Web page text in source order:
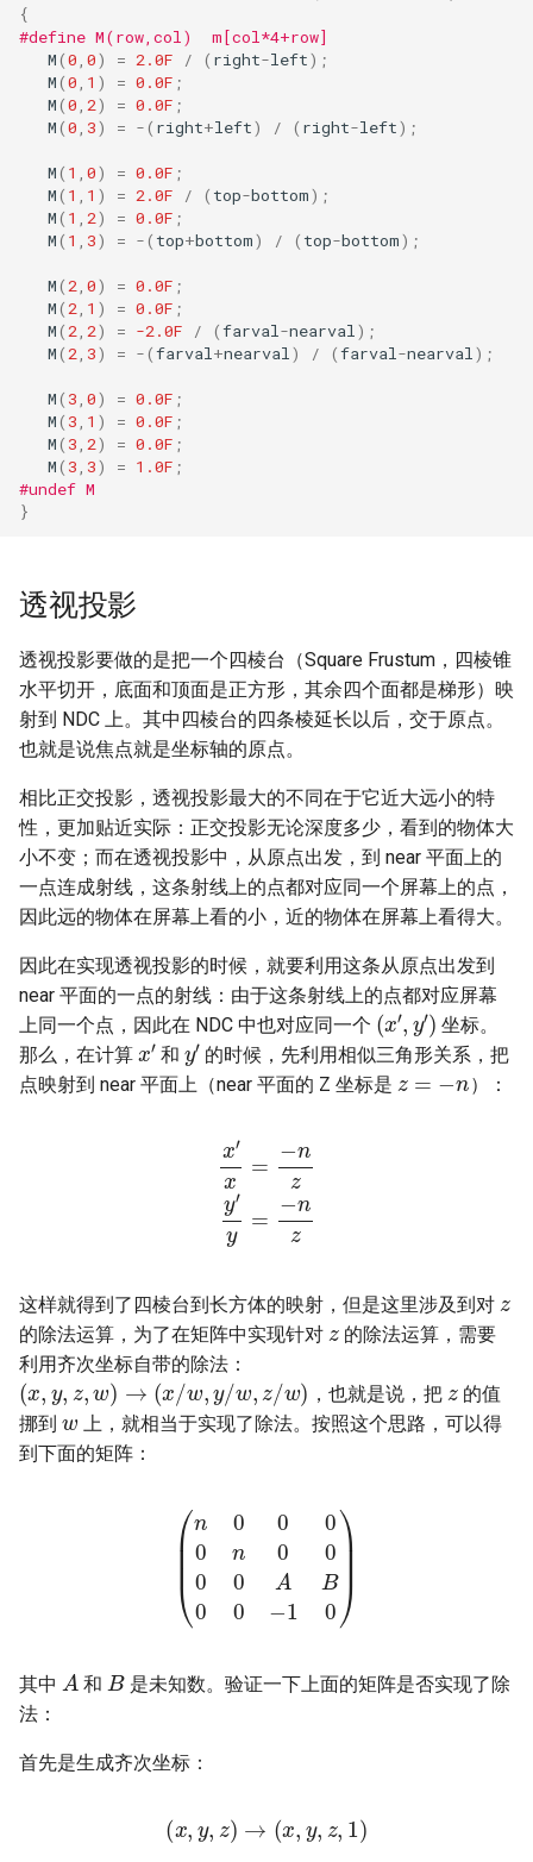
{
#define M(row,col)  m[col*4+row]
M(0, 0) = 2.0F / ( right-left);
M(0, 1 ) = 0.0F ;
M(0, 2) = 0.0F ;
M(0, 3) = -( right+left) / ( right-left);
M( 1 , 0) = 0.0F ;
M( 1 , 1 ) = 2.0F / ( top-bottom);
M( 1 , 2) = 0.0F ;
M( 1 , 3) = -( top+bottom) / ( top-bottom);
M(2, 0) = 0.0F ;
M(2, 1 ) = 0.0F ;
M(2, 2) = -2.0F / (farval-nearval);
M(2, 3) = -(farval+nearval) / (farval-nearval);
M( 3, 0) = 0.0F ;
M( 3, 1 ) = 0.0F ;
M( 3, 2) = 0.0F ;
M( 3, 3) = 1.0F ;
#undef M
}
透视投影
透视投影要做的是把一个四棱台（Square Frustum，四棱锥
水平切开，底面和顶面是正方形，其余四个面都是梯形）映
射到 NDC 上。其中四棱台的四条棱延长以后，交于原点。
也就是说焦点就是坐标轴的原点。
相比正交投影，透视投影最大的不同在于它近大远小的特
性，更加贴近实际：正交投影无论深度多少，看到的物体大
小不变；而在透视投影中，从原点出发，到 near 平面上的
一点连成射线，这条射线上的点都对应同一个屏幕上的点，
因此远的物体在屏幕上看的小，近的物体在屏幕上看得大。
因此在实现透视投影的时候，就要利用这条从原点出发到
near 平面的一点的射线：由于这条射线上的点都对应屏幕
上同一个点，因此在 NDC 中也对应同一个
(x′,y′)
坐标。
那么，在计算
x′
和
y′
的时候，先利用相似三角形关系，把
点映射到 near 平面上（near 平面的 Z 坐标是
z=−n
）：
x= y′y
这样就得到了四棱台到长方体的映射，但是这里涉及到对
的除法运算，为了在矩阵中实现针对
z
的除法运算，需要
利用齐次坐标自带的除法：
(x,y,z,w)→(x/w,y/w, w
，也就是说，把
的值
挪到
w
上，就相当于实现了除法。按照这个思路，可以得
到下面的矩阵：
00 0 0 AB
0 0
其中
A
和
是未知数。验证一下上面的矩阵是否实现了除
法：
首先是生成齐次坐标：
(x,y z) → (x, y,z ,1 )